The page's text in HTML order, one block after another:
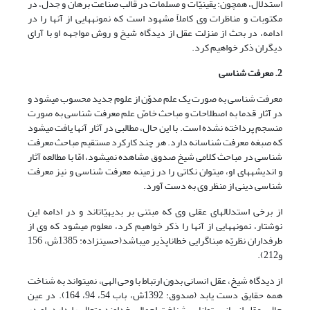
استدلال، همچون: یقینیّات و مسلّمات در قالب صناعت برهان و جدل، در
مکتوبات و مناظرات وی کاملاً مشهود است که نمونه‎هایی از آن‎ها را در
ادامه، در بحث از منزلت عقل از دیدگاه شیخ و روش مواجهه او با آرای
دیگران ذکر خواهیم کرد.
2. معرفت شناسی
معرفت شناسی به صورت یک علم مدوّن از علوم جدید محسوب می‏شود و
در آثار قدما به اصطلاحات و مباحث خاصّ علم معرفت شناسی به صورت
منسجم پرداخته نشده است. با این حال، مطالبی در آثار آن‎ها یافت می‎شود
که صبغه معرفت شناسانه دارد. هر چند کارکرد مستقیم مباحث معرفت
شناسی در مباحث کلامی شیخ صدوق مشاهده نمی‎شود، امّا با مطالعه آثار
و اندیشه‎های او، می‎توان نکاتی را در زمینه معرفت شناسی و نیز معرفت
شناسی دینی از منظر وی به دست آورد.
از برخی استدلال‏های عقلی وی که مبتنی بر بدیهیّات‏‎اند و در ادامه این
نوشتار، نمونه‏هایی از آن‏ها را ذکر خواهیم کرد، معلوم می‎شود که وی از
طرفداران نظریّه مبناگرایی خطاناپذیر می‏باشد(حسین‎زاده: 1385ش، 156
و212).
از دیدگاه شیخ، عقل انسانی بدون ارتباط با وحی الهی، نمی‏تواند به شناخت
همه حقایق دست یابد (صدوق: 1392ش، باب 54، 94، 164). در عین